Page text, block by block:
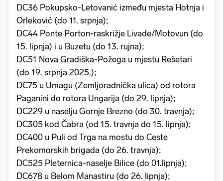
DC36 Pokupsko-Letovanić između mjesta Hotnja i
Orleković (do 11. srpnja);
DC44 Ponte Porton-raskrižje Livade/Motovun (do
15. lipnja) i u Buzetu (do 13. rujna);
DC51 Nova Gradiška-Požega u mjestu Rešetari
(do 19. srpnja 2025.);
DC75 u Umagu (Zemljoradnička ulica) od rotora
Paganini do rotora Ungarija (do 29. lipnja);
DC229 u naselju Gornje Brezno (do 30. travnja);
DC305 kod Čabra (od 15. travnja do 15. lipnja);
DC400 u Puli od Trga na mostu do Ceste
Prekomorskih brigada (do 26. travnja);
DC525 Pleternica-naselje Bilice (do 01.lipnja);
DC678 u Belom Manastiru (do 26. lipnja);